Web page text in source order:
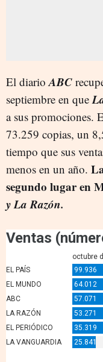
El diarioABC
septiembre en que
a sus promociones.
73.259 copias, un
tiempo que sus
menos en un año.
segundo lugar en
y La Razón.